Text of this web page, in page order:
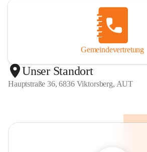
Gemeindevertretung
Unser Standort
Hauptstraße 36, 6836 Viktorsberg, AUT